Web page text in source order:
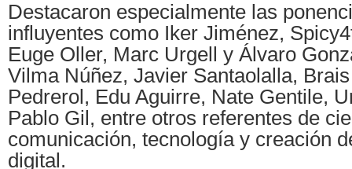
Destacaron especialmente las
influyentes como Iker Jiménez,
Euge Oller, Marc Urgell y Álvaro
Vilma Núñez, Javier Santaolalla,
Pedrerol, Edu Aguirre, Nate Gentile,
Pablo Gil, entre otros referentes de
comunicación, tecnología y creación
digital.